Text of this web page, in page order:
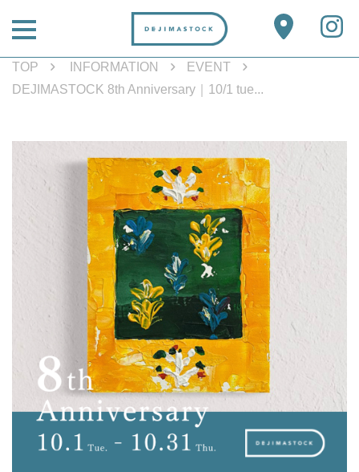
TOP INFORMATION
EVENT
DEJIMASTOCK 8th Anniversary｜10/1 tue...